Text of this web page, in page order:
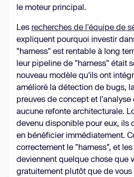
le moteur principal.
Les recherches de l'équipe de
expliquent pourquoi investir
"harness" est rentable à long
leur pipeline de "harness" était
nouveau modèle qu'ils ont
amélioré la détection de bugs,
preuves de concept et
aucune refonte architecturale.
devenu disponible pour eux, ils
en bénéficier immédiatement.
correctement le "harness", et
deviennent quelque chose que
gratuitement plutôt que de